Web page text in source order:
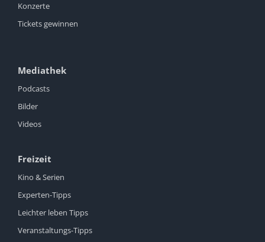
Konzerte
Tickets gewinnen
Mediathek
Podcasts
Bilder
Videos
Freizeit
Kino & Serien
Experten-Tipps
Leichter leben Tipps
Veranstaltungs-Tipps